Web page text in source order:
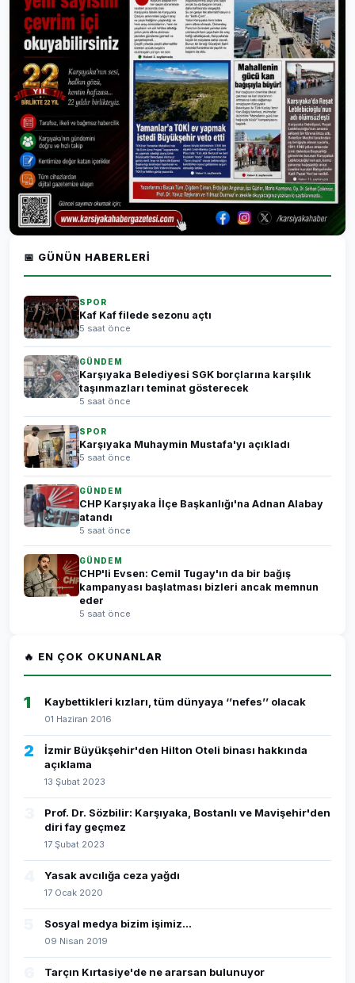
📅 GÜNÜN HABERLERI
SPOR
Kaf Kaf filede sezonu açtı
5 saat önce
GÜNDEM
Karşıyaka Belediyesi SGK borçlarına karşılık
taşınmazları teminat gösterecek
5 saat önce
SPOR
Karşıyaka Muhaymin Mustafa'yı açıkladı
5 saat önce
GÜNDEM
CHP Karşıyaka İlçe Başkanlığı'na Adnan Alabay
atandı
5 saat önce
GÜNDEM
CHP'li Evsen: Cemil Tugay'ın da bir bağış
kampanyası başlatması bizleri ancak memnun
eder
5 saat önce
🔥 EN ÇOK OKUNANLAR
1 Kaybettikleri kızları, tüm dünyaya ‘’nefes’’ olacak
01 Haziran 2016
2
İzmir Büyükşehir'den Hilton Oteli binası hakkında
açıklama
13 Şubat 2023
Prof. Dr. Sözbilir: Karşıyaka, Bostanlı ve Mavişehir'den
diri fay geçmez
17 Şubat 2023
Yasak avcılığa ceza yağdı
17 Ocak 2020
Sosyal medya bizim işimiz...
09 Nisan 2019
Tarçın Kırtasiye'de ne ararsan bulunuyor